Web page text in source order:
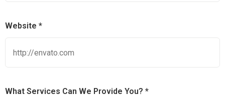
Website *
What Services Can We Provide You? *